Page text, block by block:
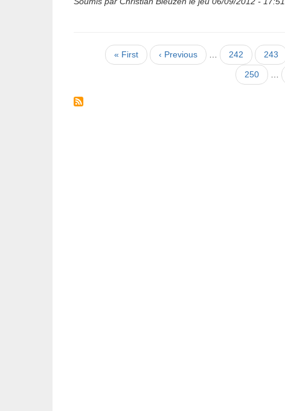
PaginationPremière
page
« First
Page
précédente
‹ Previous … Page
242 Page
243
Page
250 …